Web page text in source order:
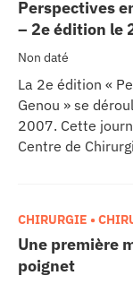
CONNECTÉ
d’info
places où se
disciplines…
Perspectives
– 2e édition le
Non daté
La 2e édition «
Genou » se
2007. Cette
Centre de
Une première
poignet
CHIRURGIE •